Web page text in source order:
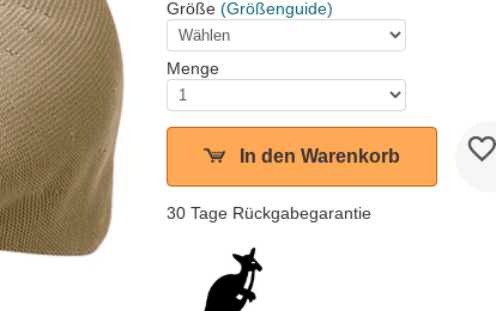
Größe (Größenguide)
Menge
In den Warenkorb
30 Tage Rückgabegarantie